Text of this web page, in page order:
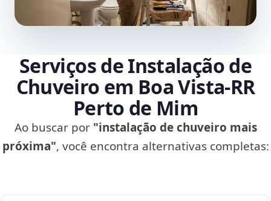
Serviços de Instalação de
Chuveiro em Boa Vista‑RR
Perto de Mim
Ao buscar por "instalação de chuveiro mais
próxima", você encontra alternativas completas: